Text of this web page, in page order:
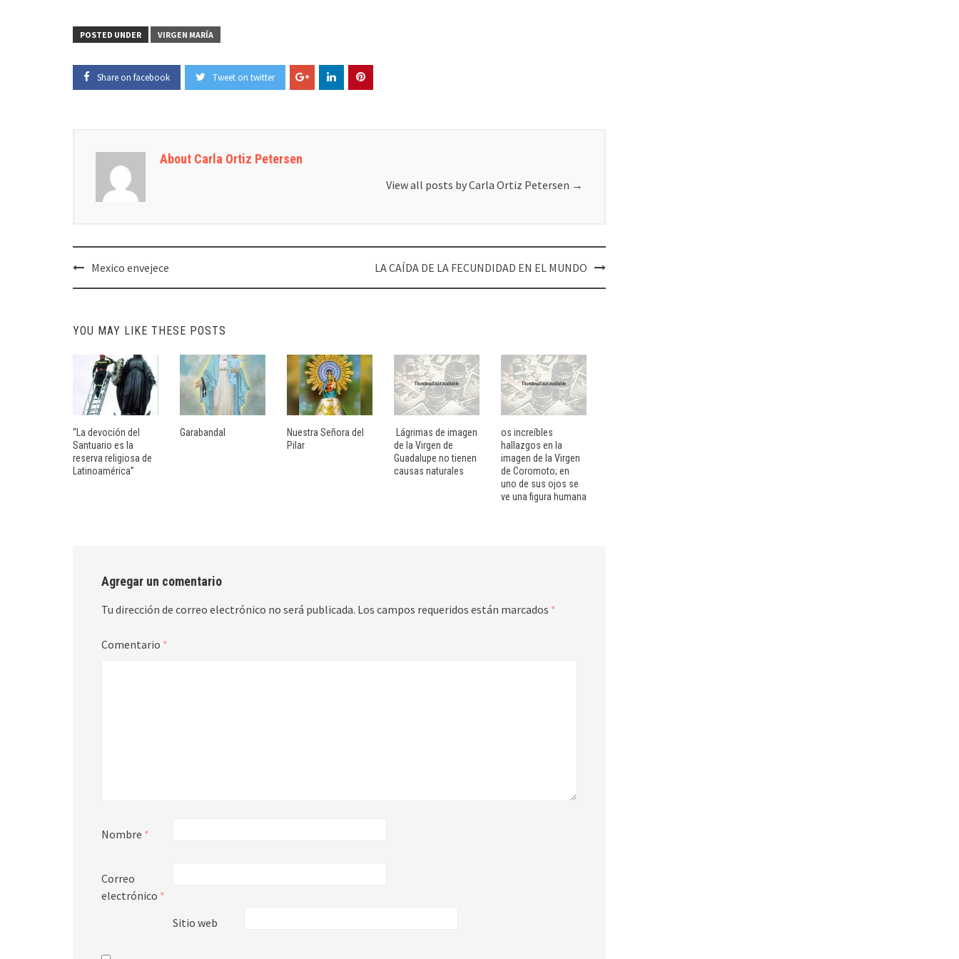
POSTED UNDER VIRGEN MARÍA
Share on facebook Tweet on twitter
About Carla Ortiz Petersen
View all posts by Carla Ortiz Petersen →
Post
navigation
Mexico envejece LA CAÍDA DE LA FECUNDIDAD EN EL MUNDO
YOU MAY LIKE THESE POSTS
“La devoción del
Santuario es la
reserva religiosa de
Latinoamérica”
Garabandal
Nuestra Señora del
Pilar
Lágrimas de imagen
de la Virgen de
Guadalupe no tienen
causas naturales
os increíbles
hallazgos en la
imagen de la Virgen
de Coromoto; en
uno de sus ojos se
ve una figura humana
Agregar un comentario
Tu dirección de correo electrónico no será publicada. Los campos requeridos están marcados *
Comentario *
Nombre *
Correo
electrónico *
Sitio web